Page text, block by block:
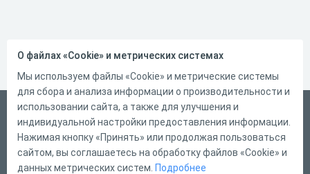
Русский
Справка
Форма обратной связи
О файлах «Cookie» и метрических системах
Мы используем файлы «Cookie» и метрические системы
для сбора и анализа информации о производительности и
использовании сайта, а также для улучшения и
индивидуальной настройки предоставления информации.
Нажимая кнопку «Принять» или продолжая пользоваться
сайтом, вы соглашаетесь на обработку файлов «Cookie» и
данных метрических систем. Подробнее